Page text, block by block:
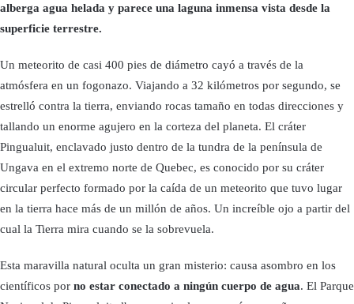
alberga agua helada y parece una laguna inmensa vista desde la
superficie terrestre.
Un meteorito de casi 400 pies de diámetro cayó a través de la
atmósfera en un fogonazo. Viajando a 32 kilómetros por segundo, se
estrelló contra la tierra, enviando rocas tamaño en todas direcciones y
tallando un enorme agujero en la corteza del planeta. El cráter
Pingualuit, enclavado justo dentro de la tundra de la península de
Ungava en el extremo norte de Quebec, es conocido por su cráter
circular perfecto formado por la caída de un meteorito que tuvo lugar
en la tierra hace más de un millón de años. Un increíble ojo a partir del
cual la Tierra mira cuando se la sobrevuela.
Esta maravilla natural oculta un gran misterio: causa asombro en los
científicos por no estar conectado a ningún cuerpo de agua. El Parque